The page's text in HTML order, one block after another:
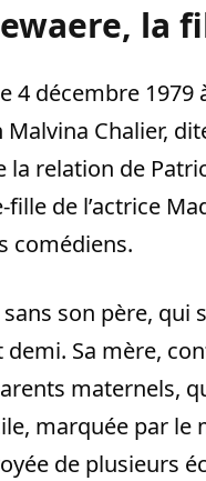
la
4 décembre
Malvina Chalier,
la relation de
de l’actrice
comédiens.
son père, qui
Sa mère,
maternels,
marquée par le
de plusieurs